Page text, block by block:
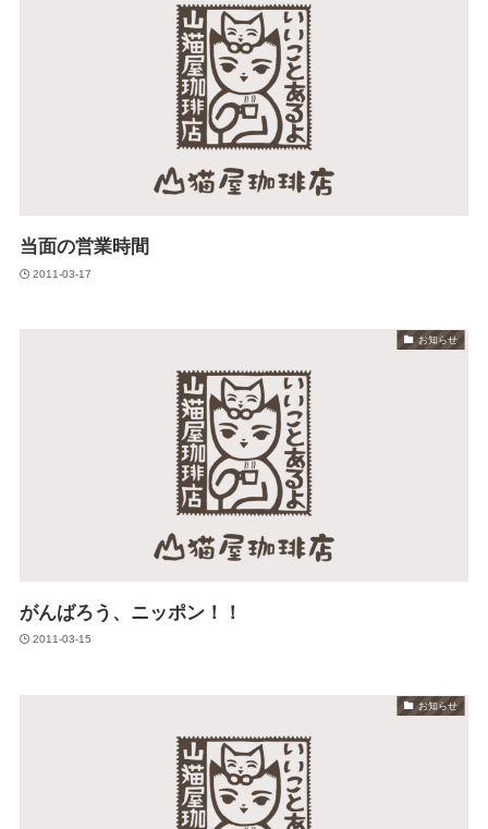
当面の営業時間
2011-03-17
お知らせ
がんばろう、ニッポン！！
2011-03-15
お知らせ